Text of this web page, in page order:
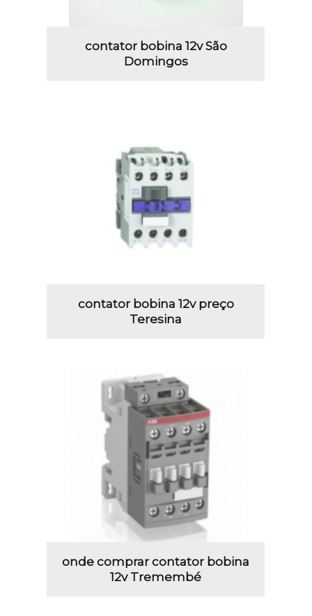
contator bobina 12v São
Domingos
contator bobina 12v preço
Teresina
onde comprar contator bobina
12v Tremembé